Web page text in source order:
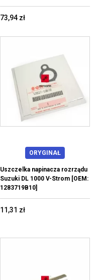
73,94 zł
ORYGINAŁ
Uszczelka napinacza rozrządu
Suzuki DL 1000 V-Strom [OEM:
1283719B10]
11,31 zł